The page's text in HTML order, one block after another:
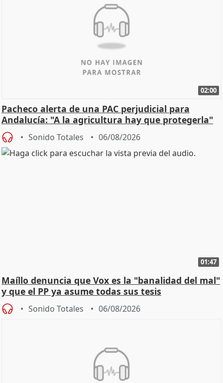
02:00
Pacheco alerta de una PAC perjudicial para
Andalucía: "A la agricultura hay que protegerla"
Sonido Totales 06/08/2026
01:47
Maíllo denuncia que Vox es la "banalidad del mal"
y que el PP ya asume todas sus tesis
Sonido Totales 06/08/2026